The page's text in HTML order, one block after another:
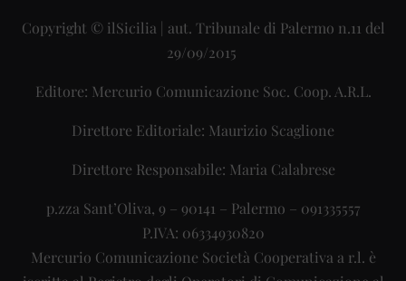
Copyright © ilSicilia | aut. Tribunale di Palermo n.11 del
29/09/2015
Editore: Mercurio Comunicazione Soc. Coop. A.R.L.
Direttore Editoriale: Maurizio Scaglione
Direttore Responsabile: Maria Calabrese
p.zza Sant’Oliva, 9 – 90141 – Palermo – 091335557
P.IVA: 06334930820
Mercurio Comunicazione Società Cooperativa a r.l. è